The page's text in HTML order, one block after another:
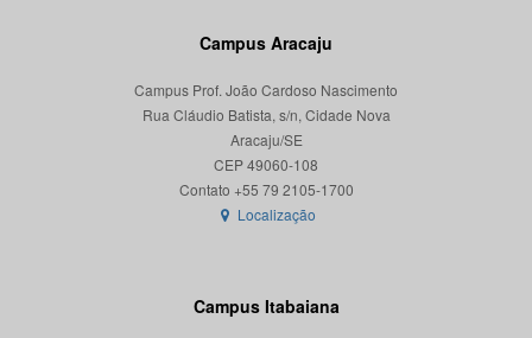
Campus Aracaju
Campus Prof. João Cardoso Nascimento
Rua Cláudio Batista, s/n, Cidade Nova
Aracaju/SE
CEP 49060-108
Localização
Campus Itabaiana